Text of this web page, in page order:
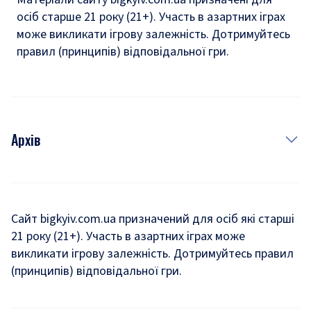
осіб старше 21 року (21+). Участь в азартних іграх
може викликати ігрову залежність. Дотримуйтесь
правил (принципів) відповідальної гри.
Архів
Комуналка
Хроніки війни
Сайт bigkyiv.com.ua призначений для осіб які старші
21 року (21+). Участь в азартних іграх може
викликати ігрову залежність. Дотримуйтесь правил
(принципів) відповідальної гри.